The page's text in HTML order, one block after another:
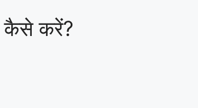
कैसे करें?